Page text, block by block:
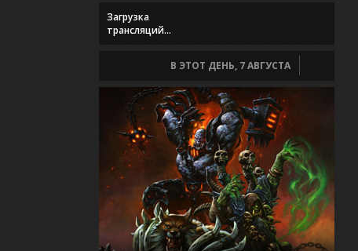
Загрузка
трансляций...
В ЭТОТ ДЕНЬ, 7 АВГУСТА